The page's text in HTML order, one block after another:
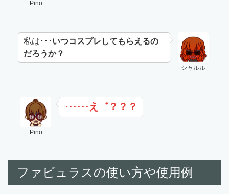
Pino
シャルル
私は･･･ いつコスプレしてもらえるの
だろうか？
Pino
･･････ え゛？？？
ファビュラスの使い方や使用例